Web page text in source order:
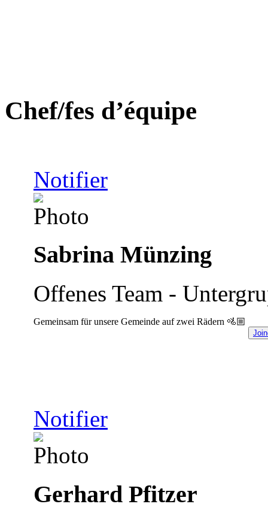
Chef/fes d’équipe
Notifier
Sabrina Münzing
Offenes Team -
Gemeinsam für unsere Gemeinde auf zwei Rädern 🚵🏼
Notifier
Gerhard Pfitzer